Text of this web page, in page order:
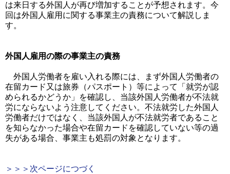
は来日する外国人が再び増加することが予想されます。今
回は外国人雇用に関する事業主の責務について解説しま
す。
外国人雇用の際の事業主の責務
外国人労働者を雇い入れる際には、まず外国人労働者の
在留カード又は旅券（パスポート）等によって「就労が認
められるかどうか」を確認し、当該外国人労働者が不法就
労にならないよう注意してください。不法就労した外国人
労働者だけではなく、当該外国人が不法就労者であること
を知らなかった場合や在留カードを確認していない等の過
失がある場合、事業主も処罰の対象となります。
＞＞＞次ページにつづく